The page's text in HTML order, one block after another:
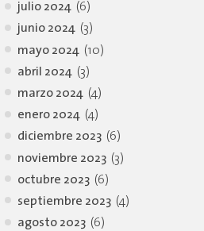
julio 2024 (6)
junio 2024 (3)
mayo 2024 (10)
abril 2024 (3)
marzo 2024 (4)
enero 2024 (4)
diciembre 2023 (6)
noviembre 2023 (3)
octubre 2023 (6)
septiembre 2023 (4)
agosto 2023 (6)